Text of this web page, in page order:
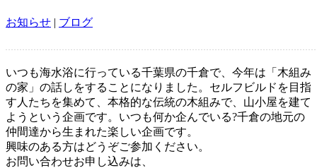
お知らせ | ブログ
いつも海水浴に行っている千葉県の千倉で、今年は「木組み
の家」の話しをすることになりました。セルフビルドを目指
す人たちを集めて、本格的な伝統の木組みで、山小屋を建て
ようという企画です。いつも何か企んでいる?千倉の地元の
仲間達から生まれた楽しい企画です。
興味のある方はどうぞご参加ください。
お問い合わせお申し込みは、